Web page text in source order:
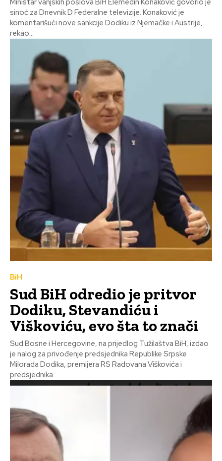
Ministar vanjskih poslova BiH Elemedin Konaković govorio je
sinoć za Dnevnik D Federalne televizije. Konaković je
komentarišući nove sankcije Dodiku iz Njemačke i Austrije,
rekao...
BiH
Sud BiH odredio je pritvor
Dodiku, Stevandiću i
Viškoviću, evo šta to znači
Sud Bosne i Hercegovine, na prijedlog Tužilaštva BiH, izdao
je nalog za privođenje predsjednika Republike Srpske
Milorada Dodika, premijera RS Radovana Viškovića i
predsjednika...